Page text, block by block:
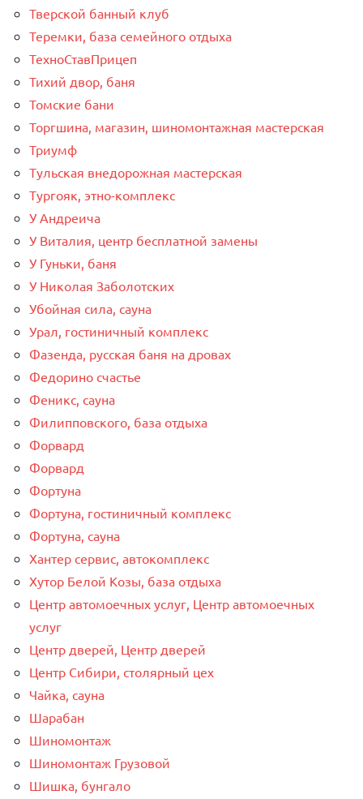
Тверской банный клуб
Теремки, база семейного отдыха
ТехноСтавПрицеп
Тихий двор, баня
Томские бани
Торгшина, магазин, шиномонтажная мастерская
Триумф
Тульская внедорожная мастерская
Тургояк, этно-комплекс
У Андреича
У Виталия, центр бесплатной замены
У Гуньки, баня
У Николая Заболотских
Убойная сила, сауна
Урал, гостиничный комплекс
Фазенда, русская баня на дровах
Федорино счастье
Феникс, сауна
Филипповского, база отдыха
Форвард
Форвард
Фортуна
Фортуна, гостиничный комплекс
Фортуна, сауна
Хантер сервис, автокомплекс
Хутор Белой Козы, база отдыха
Центр автомоечных услуг, Центр автомоечных
услуг
Центр дверей, Центр дверей
Центр Сибири, столярный цех
Чайка, сауна
Шарабан
Шиномонтаж
Шиномонтаж Грузовой
Шишка, бунгало